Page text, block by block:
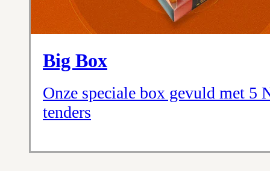
Big Box
Onze speciale box gevuld met 5
tenders